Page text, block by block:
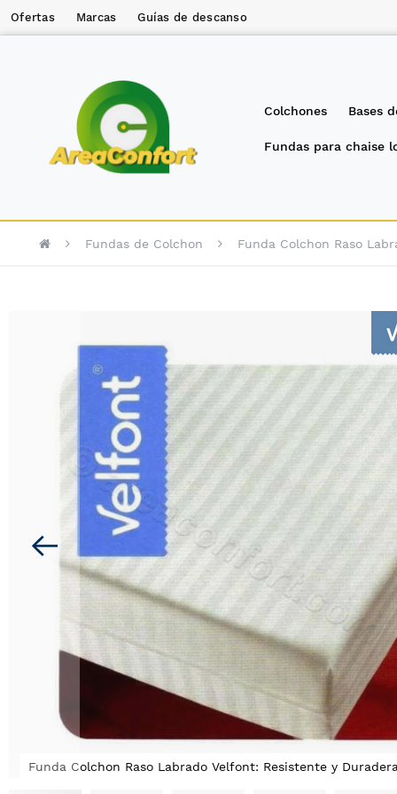
Ofertas Marcas Guías de descanso
Colchones Bases
Fundas para chaise
Fundas de Colchon Funda Colchon Raso
imágenes
Funda Colchon Raso Labrado Velfont: Resistente y